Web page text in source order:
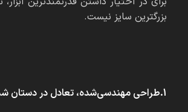
بزرگترین سایز نیست.
1.طراحی مهندسی‌شده، تعادل در دستان شما